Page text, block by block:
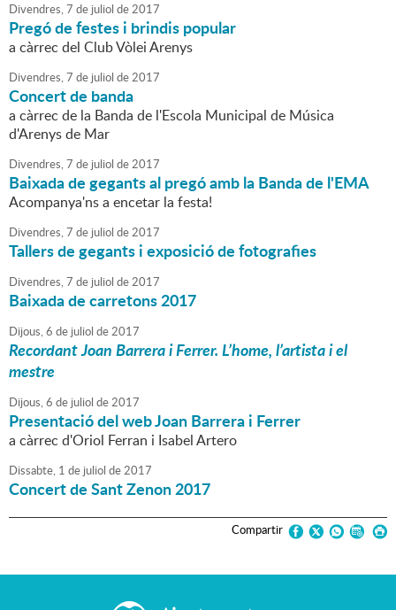
Divendres,7 de juliol de2017
Pregó de festes i brindis popular
a càrrec del Club Vòlei Arenys
Divendres,7 de juliol de2017
Concert de banda
a càrrec de la Banda de l'Escola Municipal de Música
d'Arenys de Mar
Divendres,7 de juliol de2017
Baixada de gegants al pregó amb la Banda de l'EMA
Acompanya'ns a encetar la festa!
Divendres,7 de juliol de2017
Tallers de gegants i exposició de fotografies
Divendres,7 de juliol de2017
Baixada de carretons 2017
Dijous,6 de juliol de2017
Recordant Joan Barrera i Ferrer. L’home, l’artista i el
mestre
Dijous,6 de juliol de2017
Presentació del web Joan Barrera i Ferrer
a càrrec d'Oriol Ferran i Isabel Artero
Dissabte, 1 de juliol de2017
Concert de Sant Zenon 2017
Compartir